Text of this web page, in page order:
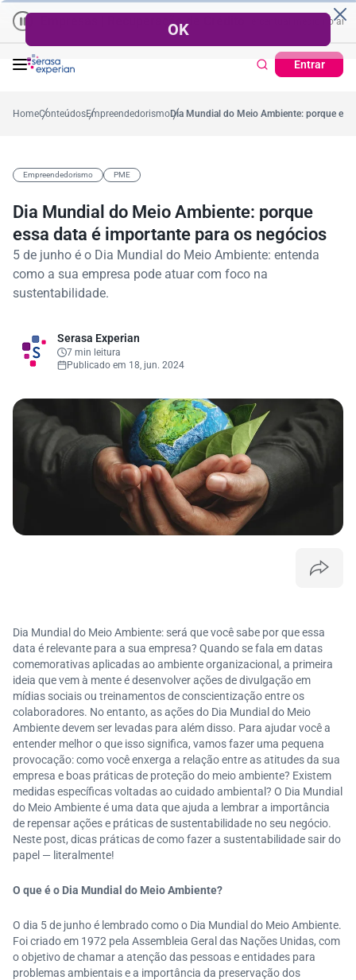
Empresas | Recuperação de Crédito
Entrar
ano Cartão de Crédito |
HomeConteúdosEmpreendedorismoDia Mundial do Meio Ambiente: porque
Empreendedorismo PME
Dia Mundial do Meio Ambiente: porque
essa data é importante para os negócios
5 de junho é o Dia Mundial do Meio Ambiente: entenda
como a sua empresa pode atuar com foco na
sustentabilidade.
Serasa Experian
7 min leitura
Publicado em 18, jun. 2024
Dia Mundial do Meio Ambiente: será que você sabe por que essa
data é relevante para a sua empresa? Quando se fala em datas
comemorativas aplicadas ao ambiente organizacional, a primeira
ideia que vem à mente é desenvolver ações de divulgação em
mídias sociais ou treinamentos de conscientização entre os
colaboradores. No entanto, as ações do Dia Mundial do Meio
Ambiente devem ser levadas para além disso. Para ajudar você a
entender melhor o que isso significa, vamos fazer uma pequena
provocação: como você enxerga a relação entre as atitudes da sua
empresa e boas práticas de proteção do meio ambiente? Existem
medidas específicas voltadas ao cuidado ambiental? O Dia Mundial
do Meio Ambiente é uma data que ajuda a lembrar a importância
de repensar ações e práticas de sustentabilidade no seu negócio.
Neste post, dicas práticas de como fazer a sustentabilidade sair do
papel — literalmente!
O que é o Dia Mundial do Meio Ambiente?
O dia 5 de junho é lembrado como o Dia Mundial do Meio Ambiente.
Foi criado em 1972 pela Assembleia Geral das Nações Unidas, com
o objetivo de chamar a atenção das pessoas e entidades para
problemas ambientais e a importância da preservação dos